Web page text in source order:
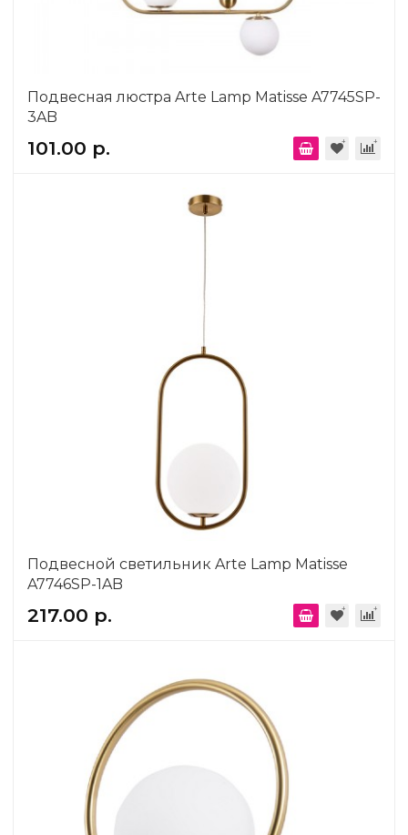
Подвесная люстра Arte Lamp Matisse A7745SP-
3AB
101.00 р.
Подвесной светильник Arte Lamp Matisse
A7746SP-1AB
217.00 р.